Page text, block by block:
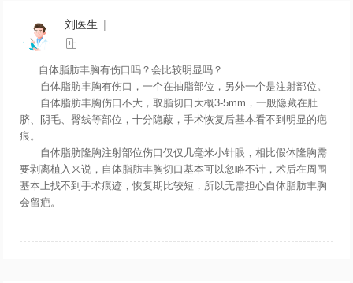
刘医生 |

自体脂肪丰胸有伤口吗？会比较明显吗？
自体脂肪丰胸有伤口，一个在抽脂部位，另外一个是注射部位。
自体脂肪丰胸伤口不大，取脂切口大概3-5mm，一般隐藏在肚
脐、阴毛、臀线等部位，十分隐蔽，手术恢复后基本看不到明显的疤
痕。
自体脂肪隆胸注射部位伤口仅仅几毫米小针眼，相比假体隆胸需
要剥离植入来说，自体脂肪丰胸切口基本可以忽略不计，术后在周围
基本上找不到手术痕迹，恢复期比较短，所以无需担心自体脂肪丰胸
会留疤。